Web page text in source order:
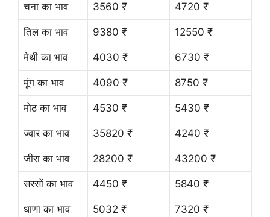
चना का भाव 3560 ₹ 4720 ₹
तिल का भाव 9380 ₹ 12550 ₹
मेथी का भाव 4030 ₹ 6730 ₹
मूंग का भाव 4090 ₹ 8750 ₹
मोठ का भाव 4530 ₹ 5430 ₹
ज्वार का भाव 35820 ₹ 4240 ₹
जीरा का भाव 28200 ₹ 43200 ₹
सरसों का भाव 4450 ₹ 5840 ₹
धाणा का भाव 5032 ₹ 7320 ₹